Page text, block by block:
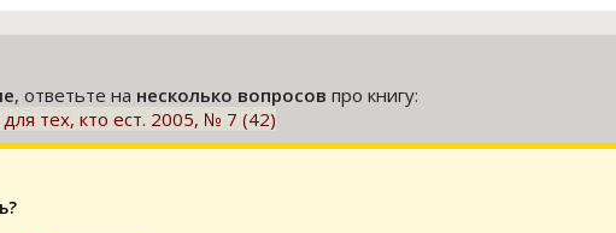
, ответьте на несколько вопросов про книгу:
тех, кто ест. 2005, № 7 (42)